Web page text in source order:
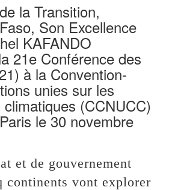
la Transition,
Son Excellence
KAFANDO
21e Conférence des
à la Convention-
unies sur les
(CCNUCC)
le 30 novembre
et de gouvernement
continents vont explorer